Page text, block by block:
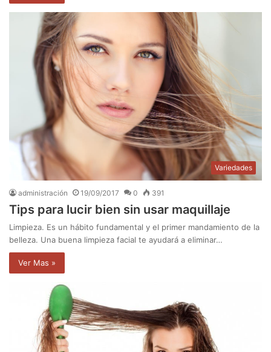
Variedades
administración 19/09/2017 0 391
Tips para lucir bien sin usar maquillaje
Limpieza. Es un hábito fundamental y el primer mandamiento de la
belleza. Una buena limpieza facial te ayudará a eliminar…
Ver Mas »